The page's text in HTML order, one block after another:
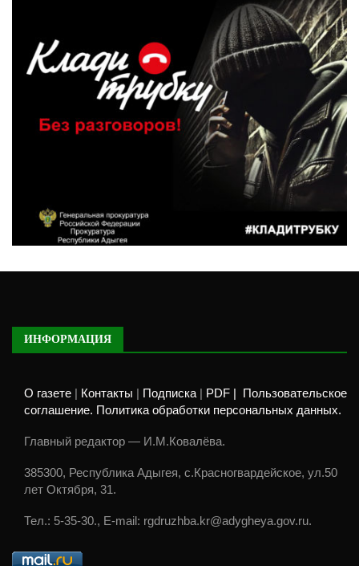
ИНФОРМАЦИЯ
О газете Контакты Подписка PDF |
Пользовательское
соглашение. Политика обработки персональных данных.
Главный редактор — И.М.Ковалёва.
385300, Республика Адыгея, с.Красногвардейское, ул.50
лет Октября, 31.
Тел.: 5-35-30., E-mail: rgdruzhba.kr@adygheya.gov.ru.